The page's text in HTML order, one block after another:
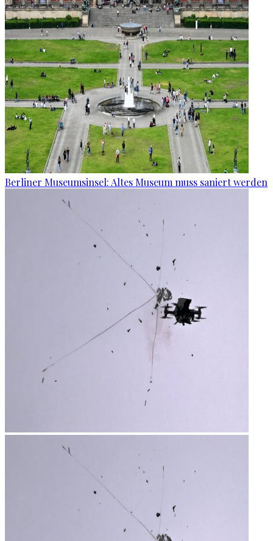
Berliner Museumsinsel: Altes Museum muss saniert werden